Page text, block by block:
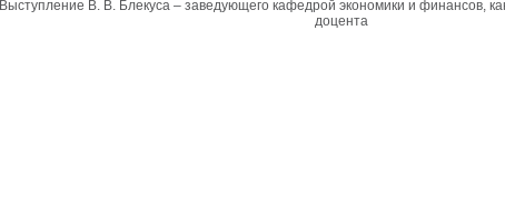
Выступление В. В. Блекуса – заведующего кафедрой экономики и финансов,
доцента